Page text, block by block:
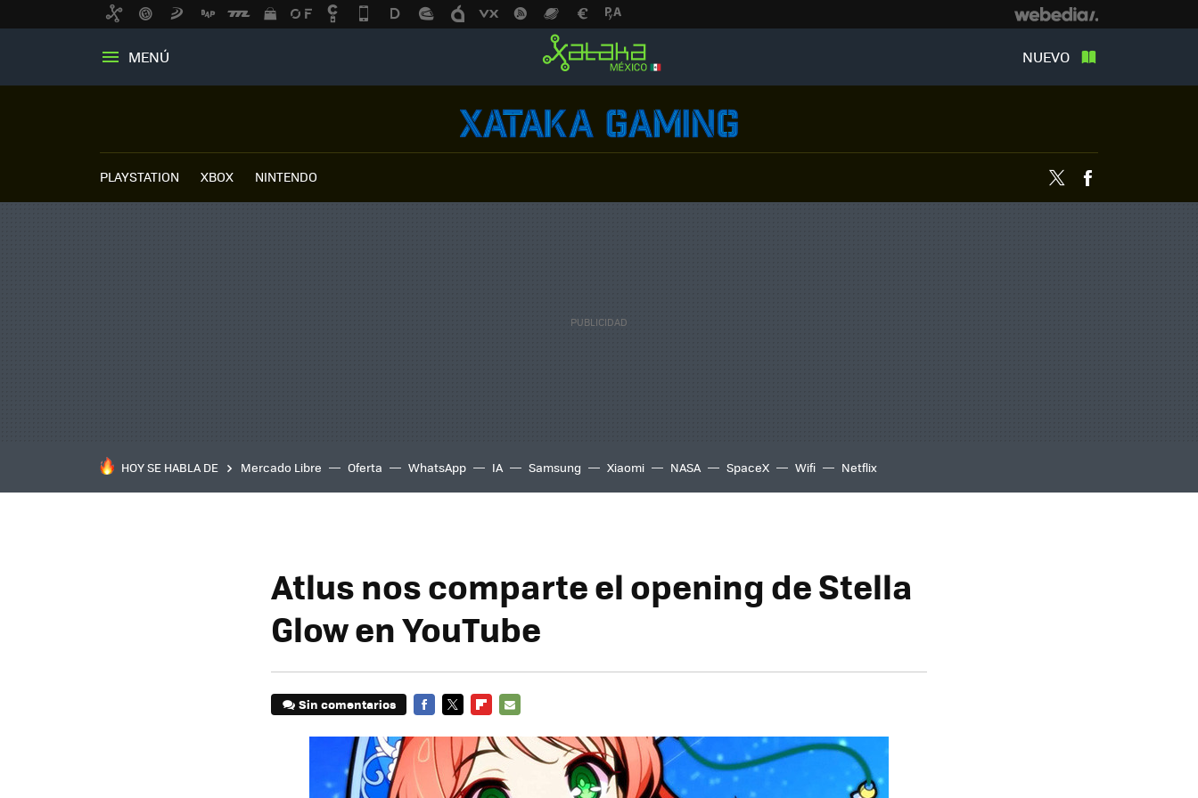
MENÚ NUEVO
PLAYSTATION XBOX NINTENDO Twitter
HOY SE HABLA DE Mercado Libre Oferta WhatsApp IA Samsung Xiaomi NASA SpaceX Wifi Netflix
Atlus nos comparte el opening de Stella
Glow en YouTube
Sin comentarios
MAIL